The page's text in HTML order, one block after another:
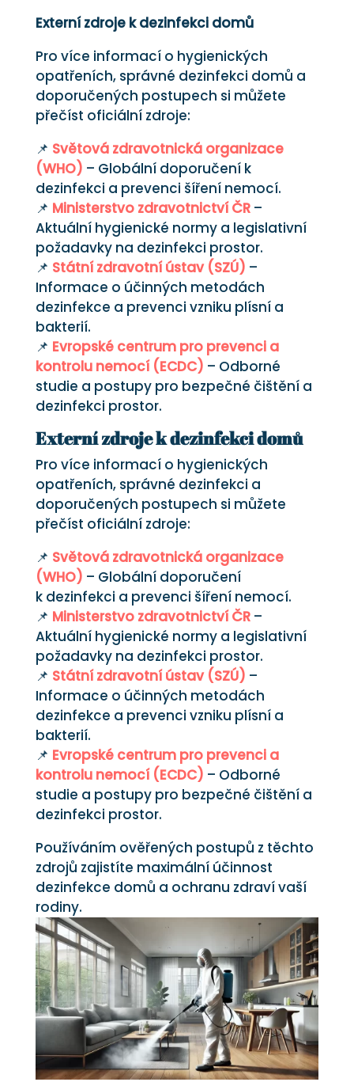
Externí zdroje k dezinfekci domů
Pro více informací o hygienických
opatřeních, správné dezinfekci domů a
doporučených postupech si můžete
přečíst oficiální zdroje:
📌 Světová zdravotnická organizace
(WHO) – Globální doporučení k
dezinfekci a prevenci šíření nemocí.
📌 Ministerstvo zdravotnictví ČR–
Aktuální hygienické normy a legislativní
požadavky na dezinfekci prostor.
📌 Státní zdravotní ústav (SZÚ) –
Informace o účinných metodách
dezinfekce a prevenci vzniku plísní a
bakterií.
📌 Evropské centrum pro prevenci a
kontrolu nemocí (ECDC) – Odborné
studie a postupy pro bezpečné čištění a
dezinfekci prostor.
Externí zdroje k dezinfekci domů
Pro více informací o hygienických
opatřeních, správné dezinfekci a
doporučených postupech si můžete
přečíst oficiální zdroje:
📌 Světová zdravotnická organizace
(WHO) – Globální doporučení
k dezinfekci a prevenci šíření nemocí.
📌 Ministerstvo zdravotnictví ČR–
Aktuální hygienické normy a legislativní
požadavky na dezinfekci prostor.
📌 Státní zdravotní ústav (SZÚ) –
Informace o účinných metodách
dezinfekce a prevenci vzniku plísní a
bakterií.
📌 Evropské centrum pro prevenci a
kontrolu nemocí (ECDC) – Odborné
studie a postupy pro bezpečné čištění a
dezinfekci prostor.
Používáním ověřených postupů z těchto
zdrojů zajistíte maximální účinnost
dezinfekce domů a ochranu zdraví vaší
rodiny.